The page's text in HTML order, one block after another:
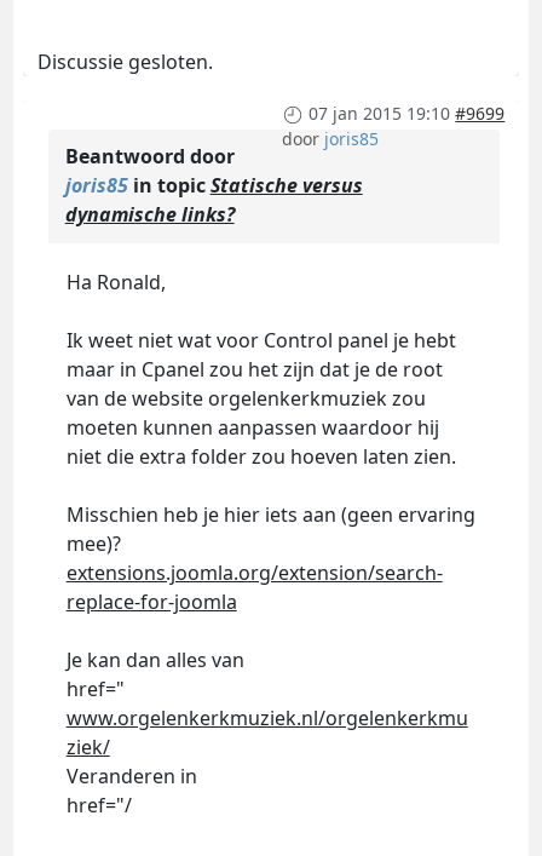
Discussie gesloten.
07 jan 2015 19:10 #9699
door joris85
Beantwoord door
joris85in topicStatische versus
dynamische links?
Ha Ronald,
Ik weet niet wat voor Control panel je hebt
maar in Cpanel zou het zijn dat je de root
van de website orgelenkerkmuziek zou
moeten kunnen aanpassen waardoor hij
niet die extra folder zou hoeven laten zien.
Misschien heb je hier iets aan (geen ervaring
mee)?
extensions.joomla.org/extension/search-
replace-for-joomla
Je kan dan alles van
href="
www.orgelenkerkmuziek.nl/orgelenkerkmu
ziek/
Veranderen in
href="/